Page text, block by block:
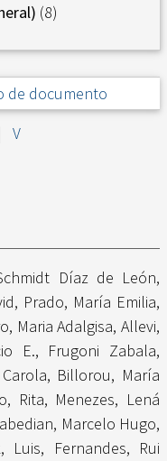
(8)
de documento
V
Díaz de León,
, Prado, María Emilia,
Maria Adalgisa,Allevi,
E., Frugoni Zabala,
, Billorou, María
Rita, Menezes, Lená
Marcelo Hugo,
Luis,
Fernandes, Rui